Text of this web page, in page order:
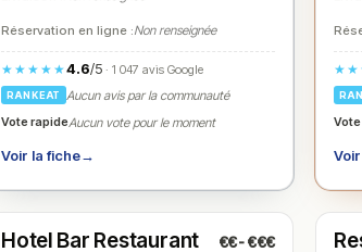
Réservation en ligne :Non renseignée
★★★★★4.6/5· 1 047 avis Google
RANKEAT
Aucun avis par la communauté
Vote rapideAucun vote pour le moment
Voir la fiche→
N° 4
Fermé(07:00 – 21:00)
Hotel Bar Restaurant
€€-€€€